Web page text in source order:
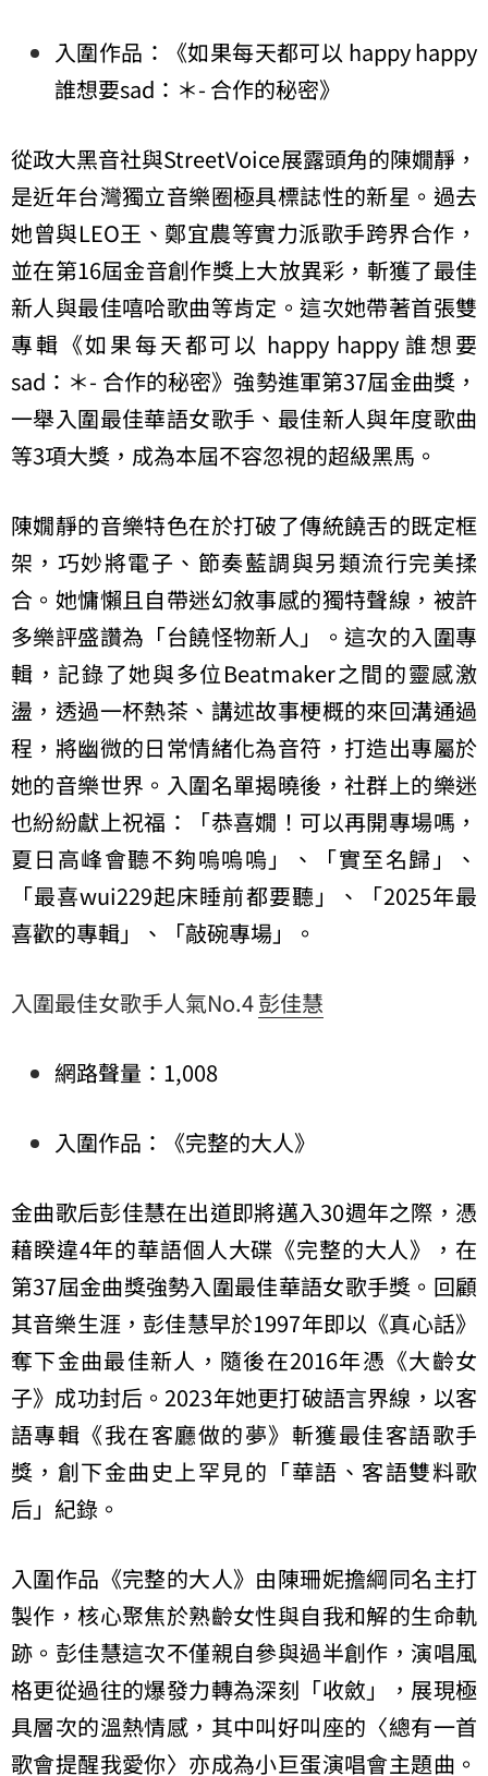
入圍作品：《如果每天都可以 happy happy
誰想要sad：＊- 合作的秘密》
從政大黑音社與StreetVoice展露頭角的陳嫺靜，
是近年台灣獨立音樂圈極具標誌性的新星。過去
她曾與LEO王、鄭宜農等實力派歌手跨界合作，
並在第16屆金音創作獎上大放異彩，斬獲了最佳
新人與最佳嘻哈歌曲等肯定。這次她帶著首張雙
專輯《如果每天都可以 happy happy 誰想要
sad：＊- 合作的秘密》強勢進軍第37屆金曲獎，
一舉入圍最佳華語女歌手、最佳新人與年度歌曲
等3項大獎，成為本屆不容忽視的超級黑馬。
陳嫺靜的音樂特色在於打破了傳統饒舌的既定框
架，巧妙將電子、節奏藍調與另類流行完美揉
合。她慵懶且自帶迷幻敘事感的獨特聲線，被許
多樂評盛讚為「台饒怪物新人」。這次的入圍專
輯，記錄了她與多位Beatmaker之間的靈感激
盪，透過一杯熱茶、講述故事梗概的來回溝通過
程，將幽微的日常情緒化為音符，打造出專屬於
她的音樂世界。入圍名單揭曉後，社群上的樂迷
也紛紛獻上祝福：「恭喜嫺！可以再開專場嗎，
夏日高峰會聽不夠嗚嗚嗚」、「實至名歸」、
「最喜wui229起床睡前都要聽」、「2025年最
喜歡的專輯」、「敲碗專場」。
入圍最佳女歌手人氣No.4彭佳慧
網路聲量：1,008
入圍作品：《完整的大人》
金曲歌后彭佳慧在出道即將邁入30週年之際，憑
藉睽違4年的華語個人大碟《完整的大人》，在
第37屆金曲獎強勢入圍最佳華語女歌手獎。回顧
其音樂生涯，彭佳慧早於1997年即以《真心話》
奪下金曲最佳新人，隨後在2016年憑《大齡女
子》成功封后。2023年她更打破語言界線，以客
語專輯《我在客廳做的夢》斬獲最佳客語歌手
獎，創下金曲史上罕見的「華語、客語雙料歌
后」紀錄。
入圍作品《完整的大人》由陳珊妮擔綱同名主打
製作，核心聚焦於熟齡女性與自我和解的生命軌
跡。彭佳慧這次不僅親自參與過半創作，演唱風
格更從過往的爆發力轉為深刻「收斂」，展現極
具層次的溫熱情感，其中叫好叫座的〈總有一首
歌會提醒我愛你〉亦成為小巨蛋演唱會主題曲。